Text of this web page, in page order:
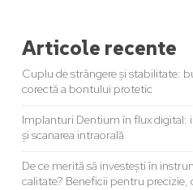
Articole recente
Cuplu de strângere și stabilitate:
corectă a bontului protetic
Implanturi Dentium în flux digital:
și scanarea intraorală
De ce merită să investești în
calitate? Beneficii pentru